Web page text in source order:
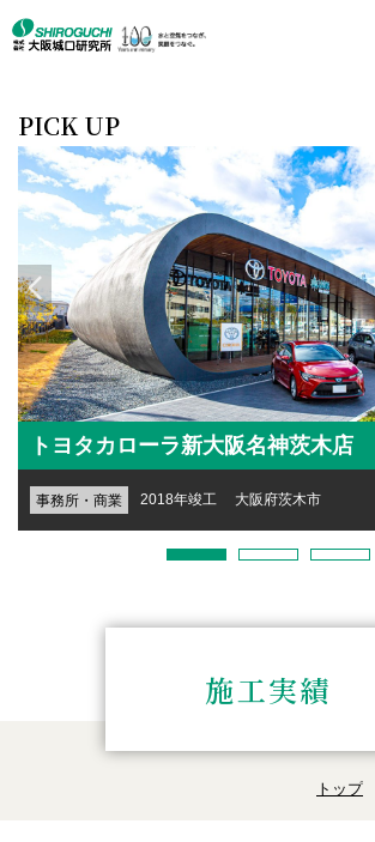
PICK UP
ザ・パークハウス中之島タワー
宿泊・住宅 2017年竣工 大阪府大阪市
施工実績
トップ